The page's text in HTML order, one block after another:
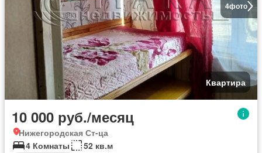
4фото
Квартира
10 000 руб./месяц
Нижегородская Ст-ца
4 Комнаты
52 кв.м